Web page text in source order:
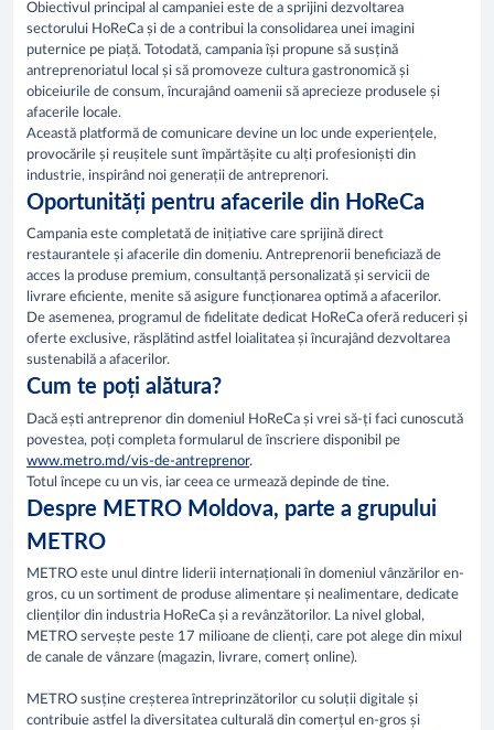
Obiectivul principal al campaniei este de a sprijini dezvoltarea
sectorului HoReCa și de a contribui la consolidarea unei imagini
puternice pe piață. Totodată, campania își propune să susțină
antreprenoriatul local și să promoveze cultura gastronomică și
obiceiurile de consum, încurajând oamenii să aprecieze produsele și
afacerile locale.
Această platformă de comunicare devine un loc unde experiențele,
provocările și reușitele sunt împărtășite cu alți profesioniști din
industrie, inspirând noi generații de antreprenori.
Oportunități pentru afacerile din HoReCa
Campania este completată de inițiative care sprijină direct
restaurantele și afacerile din domeniu. Antreprenorii beneficiază de
acces la produse premium, consultanță personalizată și servicii de
livrare eficiente, menite să asigure funcționarea optimă a afacerilor.
De asemenea, programul de fidelitate dedicat HoReCa oferă reduceri și
oferte exclusive, răsplătind astfel loialitatea și încurajând dezvoltarea
sustenabilă a afacerilor.
Cum te poți alătura?
Dacă ești antreprenor din domeniul HoReCa și vrei să-ți faci cunoscută
povestea, poți completa formularul de înscriere disponibil pe
www.metro.md/vis-de-antreprenor.
Totul începe cu un vis, iar ceea ce urmează depinde de tine.
Despre METRO Moldova, parte a grupului
METRO
METRO este unul dintre liderii internaționali în domeniul vânzărilor en-
gros, cu un sortiment de produse alimentare și nealimentare, dedicate
clienților din industria HoReCa și a revânzătorilor. La nivel global,
METRO servește peste 17 milioane de clienți, care pot alege din mixul
de canale de vânzare (magazin, livrare, comerț online).
METRO susține creșterea întreprinzătorilor cu soluții digitale și
contribuie astfel la diversitatea culturală din comerțul en-gros și